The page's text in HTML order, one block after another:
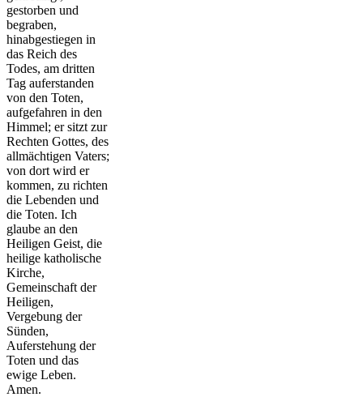
gestorben und
begraben,
hinabgestiegen in
das Reich des
Todes, am dritten
Tag auferstanden
von den Toten,
aufgefahren in den
Himmel; er sitzt zur
Rechten Gottes, des
allmächtigen Vaters;
von dort wird er
kommen, zu richten
die Lebenden und
die Toten. Ich
glaube an den
Heiligen Geist, die
heilige katholische
Kirche,
Gemeinschaft der
Heiligen,
Vergebung der
Sünden,
Auferstehung der
Toten und das
ewige Leben.
Amen.